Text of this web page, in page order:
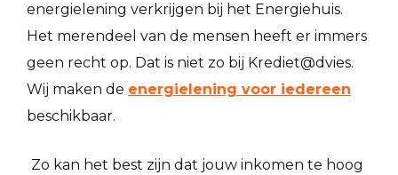
energielening verkrijgen bij het Energiehuis.
Het merendeel van de mensen heeft er immers
geen recht op. Dat is niet zo bij Krediet@dvies.
Wij maken de energielening voor iedereen
beschikbaar.
Zo kan het best zijn dat jouw inkomen te hoog